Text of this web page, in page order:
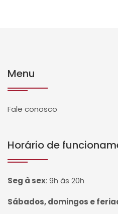
Menu
Fale conosco
Horário de
Seg à sex: 9h às 20h
Sábados, domingos e